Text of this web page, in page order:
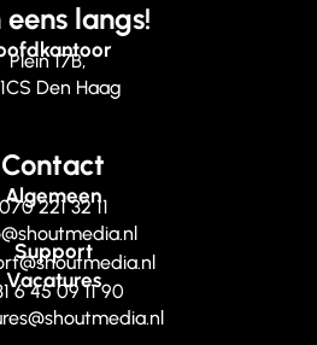
eens langs!
Plein 17B,
Den Haag
Contact
Algemeen
070 221 32 11
Support
Vacatures
6 45 09 11 90